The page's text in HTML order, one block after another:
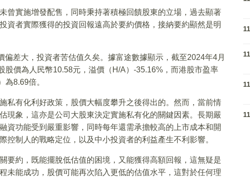
曾實施增發配售，同時秉持著積極回饋股東的立場，過去顯著
資者實際獲得的投資回報遠高於要約價格，接納要約顯然是明
差大，投資者苦估值久矣。據富途數據顯示，截至2024年4月
股價為人民幣10.58元，溢價（H/A）-35.16%，而港股市盈率
為8.69倍。
私有化利好政策，股價大幅度攀升之後得出的。然而，當前情
現象，這亦是公司大股東決定實施私有化的關鍵因素。長期嚴
資功能受到嚴重影響，同時每年還需承擔較高的上市成本和開
控制人的戰略定位，以及中小投資者的利益產生不利影響。
要約，既能擺脫低估值的困境，又能獲得高額回報，這無疑是
未能成功，股價可能再次陷入更低的估值水平，這對於任何理